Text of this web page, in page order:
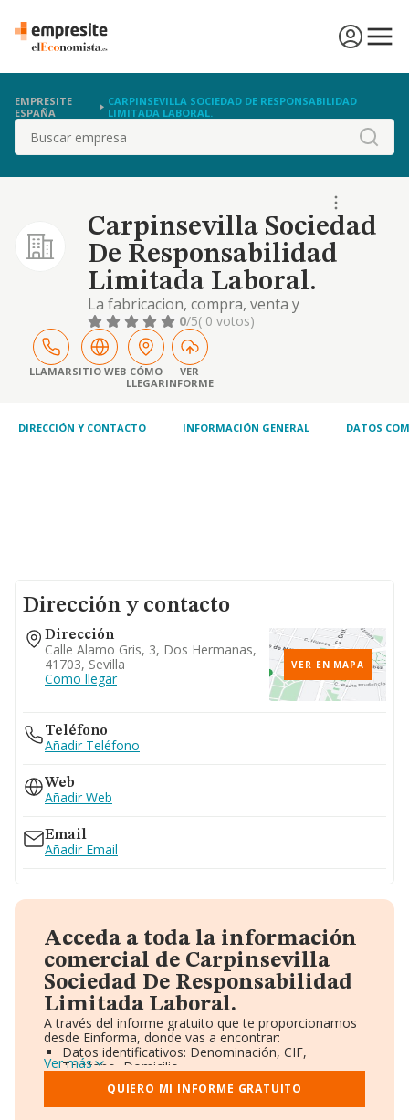
EMPRESITE
ESPAÑA
CARPINSEVILLA SOCIEDAD DE RESPONSABILIDAD
LIMITADA LABORAL.
Buscar
Carpinsevilla Sociedad
De Responsabilidad
Limitada Laboral.
La fabricacion, compra, venta y
comercializacion de mobiliario y enseres
propios de la industria de la carpinteria de
madera y sus derivados
0/5( 0 votos)
LLAMARSITIO WEB CÓMO
LLEGAR
VER
INFORME
DIRECCIÓN Y CONTACTO INFORMACIÓN GENERAL DATOS
Dirección y contacto
Dirección
Calle Alamo Gris, 3, Dos Hermanas,
41703, Sevilla
Como llegar
VER EN MAPA
Teléfono
Añadir Teléfono
Web
Añadir Web
Email
Añadir Email
Acceda a toda la información
comercial de Carpinsevilla
Sociedad De Responsabilidad
Limitada Laboral.
A través del informe gratuito que te proporcionamos
desde Einforma, donde vas a encontrar:
Datos identificativos: Denominación, CIF,
Teléfono, Domicilio.
Informe Mercantil Completo (BORME).
Gráficos de Evolución Ventas y Empleados.
Consejo de Administración y Administradores.
Ver más
QUIERO MI INFORME GRATUITO